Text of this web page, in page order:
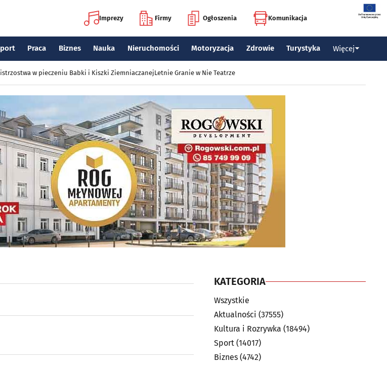
Imprezy Firmy Ogłoszenia Komunikacja
Praca Biznes Nauka Nieruchomości Motoryzacja Zdrowie Turystyka Więcej
w pieczeniu Babki i Kiszki ZiemniaczanejLetnie Granie w Nie Teatrze
KATEGORIA
Wszystkie
Aktualności (37555)
Kultura i Rozrywka (18494)
Sport (14017)
Biznes (4742)